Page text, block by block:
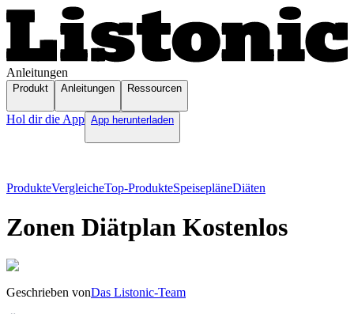
Anleitungen
Produkt Anleitungen Ressourcen
Hol dir die App App herunterladen
ProdukteVergleicheTop-ProdukteSpeisepläneDiäten
Zonen Diätplan Kostenlos
Geschrieben vonDas Listonic-Team